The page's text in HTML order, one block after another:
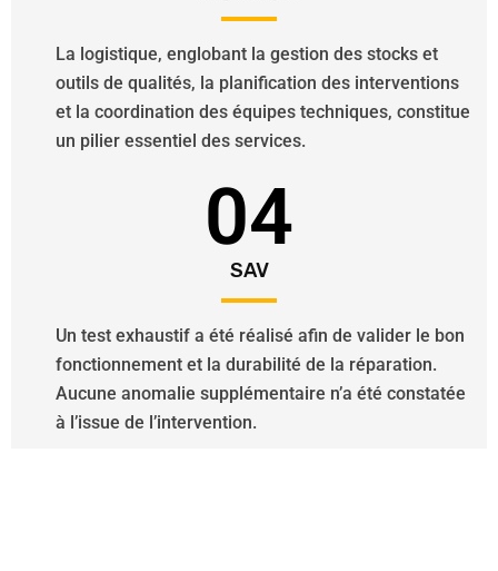
La logistique, englobant la gestion des stocks et
outils de qualités, la planification des interventions
et la coordination des équipes techniques, constitue
un pilier essentiel des services.
04
SAV
Un test exhaustif a été réalisé afin de valider le bon
fonctionnement et la durabilité de la réparation.
Aucune anomalie supplémentaire n’a été constatée
à l’issue de l’intervention.